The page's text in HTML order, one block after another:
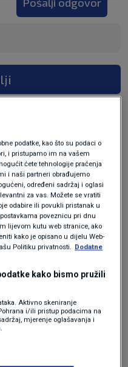
podatke, kao što su podaci o
i pristupamo im na vašem
ćete tehnologije praćenja
i naši partneri obrađujemo
određeni sadržaj i oglasi
za vas. Možete se vratiti
odabire ili povukli pristanak u
poveznicu pri dnu
lijevom kutu web stranice, ako
kako je opisano u dijelu Web-
Politiku privatnosti. Dodatne
kako bismo pružili
Aktivno skeniranje
i/ili pristup podacima na
mjerenje oglašavanja i